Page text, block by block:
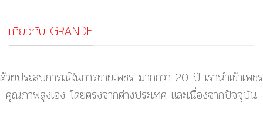
เกี่ยวกับ GRANDE
ด้วยประสบการณ์ในการขายเพชร มากกว่า 20 ปี เรานำเข้าเพชร
คุณภาพสูงเอง โดยตรงจากต่างประเทศ และเนื่องจากปัจจุบัน